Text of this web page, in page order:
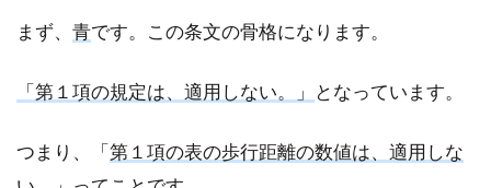
まず、 青です。この条文の骨格になります。
「第１項の規定は、適用しない。」 となっています。
つまり、「第１項の表の歩行距離の数値は、適用しな